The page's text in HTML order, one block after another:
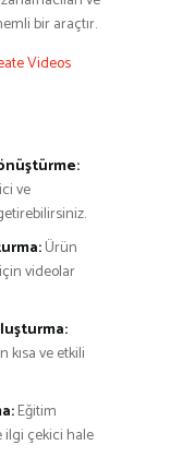
bir araçtır.
Videos
ve
Ürün
videolar
kısa ve etkili
Eğitim
ilgi çekici hale